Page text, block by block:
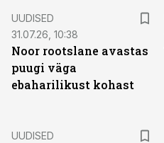
UUDISED
31.07.26, 10:38
Noor rootslane avastas
puugi väga
ebaharilikust kohast
UUDISED